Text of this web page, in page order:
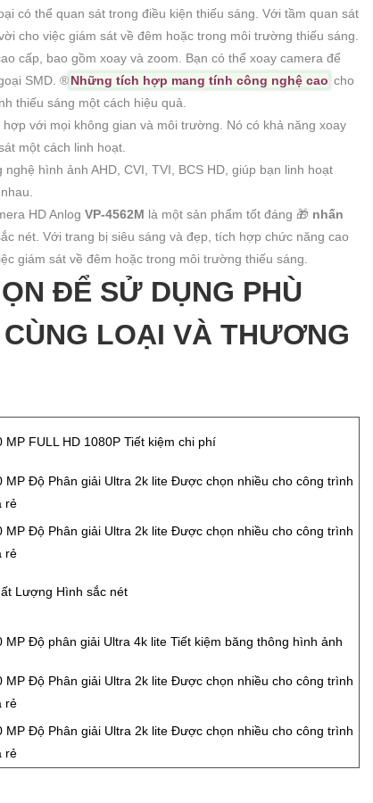
có thể quan sát trong điều kiện thiếu sáng. Với tầm quan sát
cho việc giám sát về đêm hoặc trong môi trường thiếu sáng.
cấp, bao gồm xoay và zoom. Bạn có thể xoay camera để
SMD. ®️Những tích hợp mang tính công nghệ cao cho
thiếu sáng một cách hiệu quả.
với mọi không gian và môi trường. Nó có khả năng xoay
một cách linh hoạt.
hình ảnh AHD, CVI, TVI, BCS HD, giúp bạn linh hoạt
HD Anlog VP-4562M là một sản phẩm tốt đáng 🎁 nhấn
nét. Với trang bị siêu sáng và đẹp, tích hợp chức năng cao
giám sát về đêm hoặc trong môi trường thiếu sáng.
ĐỂ SỬ DỤNG PHÙ
LOẠI VÀ THƯƠNG
MP FULL HD 1080P Tiết kiệm chi phí
MP Độ Phân giải Ultra 2k lite Được chọn nhiều cho công trình
rẻ
MP Độ Phân giải Ultra 2k lite Được chọn nhiều cho công trình
rẻ
Lượng Hình sắc nét
MP Độ phân giải Ultra 4k lite Tiết kiệm băng thông hình ảnh
MP Độ Phân giải Ultra 2k lite Được chọn nhiều cho công trình
rẻ
MP Độ Phân giải Ultra 2k lite Được chọn nhiều cho công trình
rẻ